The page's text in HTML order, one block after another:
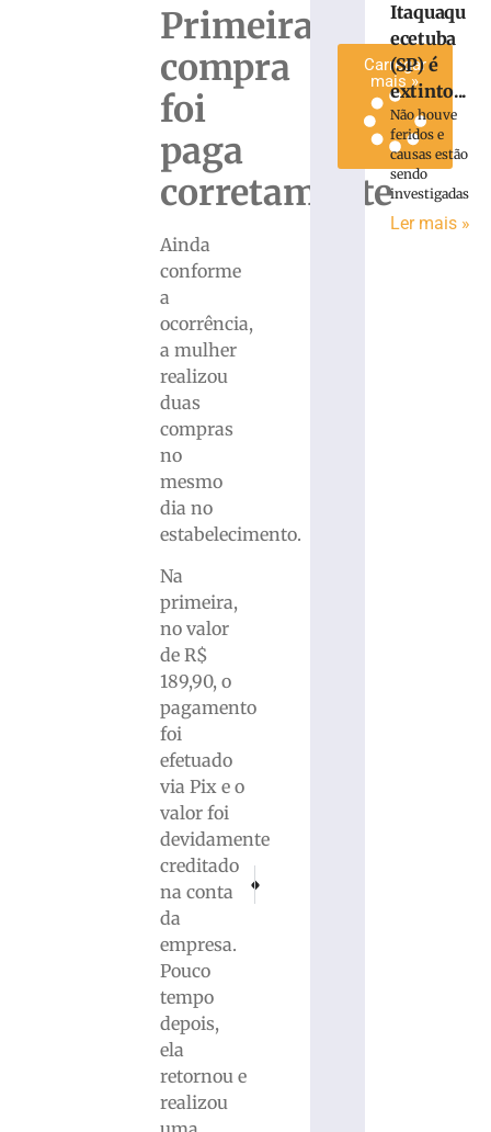
Primeira
compra
foi
paga
corretamente
Ainda
conforme
a
ocorrência,
a mulher
realizou
duas
compras
no
mesmo
dia no
estabelecimento.
Na
primeira,
no valor
de R$
189,90, o
pagamento
foi
efetuado
via Pix e o
valor foi
devidamente
creditado
na conta
da
empresa.
Pouco
tempo
depois,
ela
retornou e
realizou
PRÓXIMO
Jovem de 21 anos morre após salto sem
Carregar
mais »
Itaquaqu
ecetuba
(SP) é
extinto...
Não houve
feridos e
causas estão
sendo
investigadas
Ler mais »